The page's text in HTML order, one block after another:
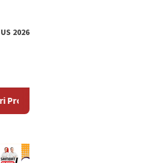
2026
RI Ke 81 Kecamatan